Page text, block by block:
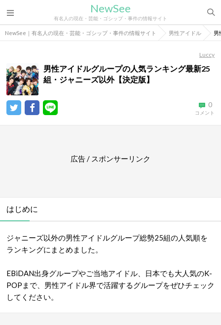
NewSee
有名人の現在・芸能・ゴシップ・事件の情報サイト
NewSee｜有名人の現在・芸能・ゴシップ・事件の情報サイト 男性アイドル 男
Luccy
男性アイドルグループの人気ランキング最新25
組・ジャニーズ以外【決定版】
0
コメント
広告 / スポンサーリンク
はじめに
ジャニーズ以外の男性アイドルグループ総勢25組の人気順を
ランキングにまとめました。
EBiDAN出身グループやご当地アイドル、日本でも大人気のK-
POPまで、男性アイドル界で活躍するグループをぜひチェック
してください。